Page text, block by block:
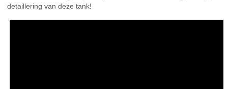
detaillering van deze tank!